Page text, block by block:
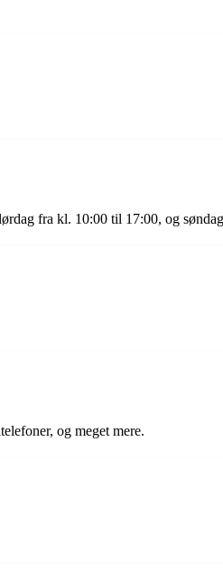
fra kl. 10:00 til 17:00, og
og meget mere.